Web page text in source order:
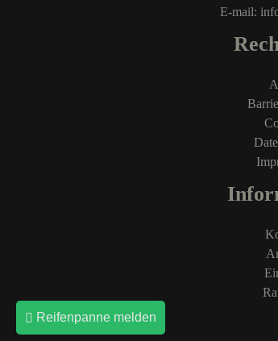
Reifenpanne melden
E-mail: